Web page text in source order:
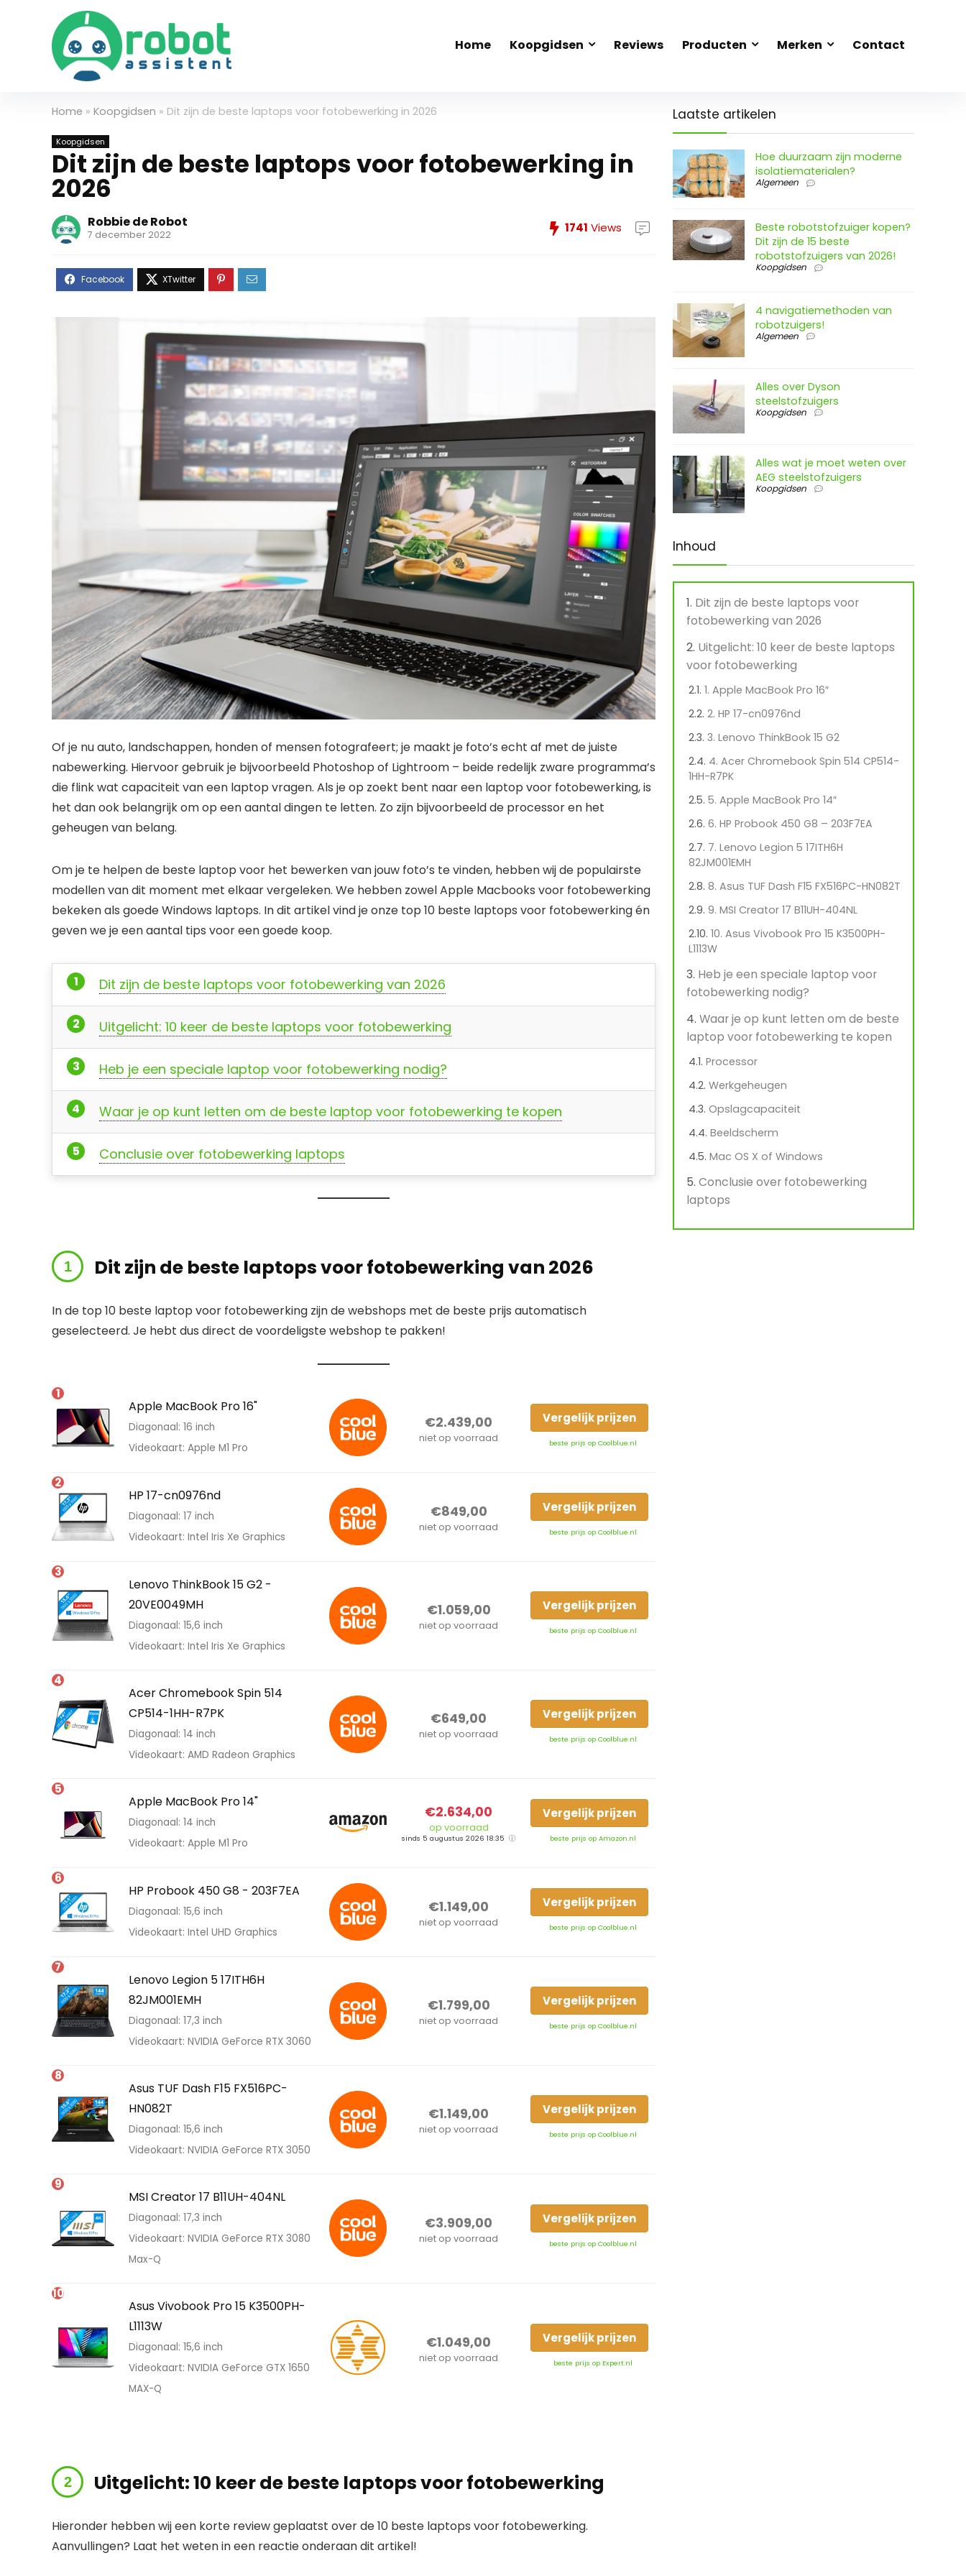
Home Koopgidsen Reviews Producten Merken Contact
Home » Koopgidsen » Dit zijn de beste laptops voor fotobewerking in 2026
Koopgidsen
Dit zijn de beste laptops voor fotobewerking in
2026
Robbie de Robot
7 december 2022 1741 Views
Of je nu auto, landschappen, honden of mensen fotografeert; je maakt je foto’s echt af met de juiste
nabewerking. Hiervoor gebruik je bijvoorbeeld Photoshop of Lightroom – beide redelijk zware programma’s
die flink wat capaciteit van een laptop vragen. Als je op zoekt bent naar een laptop voor fotobewerking, is
het dan ook belangrijk om op een aantal dingen te letten. Zo zijn bijvoorbeeld de processor en het
geheugen van belang.
Om je te helpen de beste laptop voor het bewerken van jouw foto’s te vinden, hebben wij de populairste
modellen van dit moment met elkaar vergeleken. We hebben zowel Apple Macbooks voor fotobewerking
bekeken als goede Windows laptops. In dit artikel vind je onze top 10 beste laptops voor fotobewerking én
geven we je een aantal tips voor een goede koop.
Dit zijn de beste laptops voor fotobewerking van 2026
Uitgelicht: 10 keer de beste laptops voor fotobewerking
Heb je een speciale laptop voor fotobewerking nodig?
Waar je op kunt letten om de beste laptop voor fotobewerking te kopen
Conclusie over fotobewerking laptops
Dit zijn de beste laptops voor fotobewerking van 2026
In de top 10 beste laptop voor fotobewerking zijn de webshops met de beste prijs automatisch
geselecteerd. Je hebt dus direct de voordeligste webshop te pakken!
1
Apple MacBook Pro 16"
Diagonaal: 16 inch
Videokaart: Apple M1 Pro
€2.439,00
niet op voorraad
Vergelijk prijzen
beste prijs op Coolblue.nl
2
HP 17-cn0976nd
Diagonaal: 17 inch
Videokaart: Intel Iris Xe Graphics
€849,00
niet op voorraad
Vergelijk prijzen
beste prijs op Coolblue.nl
3
Lenovo ThinkBook 15 G2 -
20VE0049MH
Diagonaal: 15,6 inch
Videokaart: Intel Iris Xe Graphics
€1.059,00
niet op voorraad
Vergelijk prijzen
beste prijs op Coolblue.nl
4
Acer Chromebook Spin 514
CP514-1HH-R7PK
Diagonaal: 14 inch
Videokaart: AMD Radeon Graphics
€649,00
niet op voorraad
Vergelijk prijzen
beste prijs op Coolblue.nl
5
Apple MacBook Pro 14"
Diagonaal: 14 inch
Videokaart: Apple M1 Pro
€2.634,00
op voorraad
sinds 5 augustus 2026 18:35
Vergelijk prijzen
beste prijs op Amazon.nl
6
HP Probook 450 G8 - 203F7EA
Diagonaal: 15,6 inch
Videokaart: Intel UHD Graphics
€1.149,00
niet op voorraad
Vergelijk prijzen
beste prijs op Coolblue.nl
7
Lenovo Legion 5 17ITH6H
82JM001EMH
Diagonaal: 17,3 inch
Videokaart: NVIDIA GeForce RTX 3060
€1.799,00
niet op voorraad
Vergelijk prijzen
beste prijs op Coolblue.nl
8
Asus TUF Dash F15 FX516PC-
HN082T
Diagonaal: 15,6 inch
Videokaart: NVIDIA GeForce RTX 3050
€1.149,00
niet op voorraad
Vergelijk prijzen
beste prijs op Coolblue.nl
9
MSI Creator 17 B11UH-404NL
Diagonaal: 17,3 inch
Videokaart: NVIDIA GeForce RTX 3080
Max-Q
€3.909,00
niet op voorraad
Vergelijk prijzen
beste prijs op Coolblue.nl
10
Asus Vivobook Pro 15 K3500PH-
L1113W
Diagonaal: 15,6 inch
Videokaart: NVIDIA GeForce GTX 1650
MAX-Q
€1.049,00
niet op voorraad
Vergelijk prijzen
beste prijs op Expert.nl
Uitgelicht: 10 keer de beste laptops voor fotobewerking
Hieronder hebben wij een korte review geplaatst over de 10 beste laptops voor fotobewerking.
Aanvullingen? Laat het weten in een reactie onderaan dit artikel!
Laatste artikelen
Hoe duurzaam zijn moderne
isolatiematerialen?
Algemeen
Beste robotstofzuiger kopen?
Dit zijn de 15 beste
robotstofzuigers van 2026!
Koopgidsen
4 navigatiemethoden van
robotzuigers!
Algemeen
Alles over Dyson
steelstofzuigers
Koopgidsen
Alles wat je moet weten over
AEG steelstofzuigers
Koopgidsen
Inhoud
Dit zijn de beste laptops voor
fotobewerking van 2026
Uitgelicht: 10 keer de beste laptops
voor fotobewerking
1. Apple MacBook Pro 16″
2. HP 17-cn0976nd
3. Lenovo ThinkBook 15 G2
4. Acer Chromebook Spin 514 CP514-
1HH-R7PK
5. Apple MacBook Pro 14″
6. HP Probook 450 G8 – 203F7EA
7. Lenovo Legion 5 17ITH6H
82JM001EMH
8. Asus TUF Dash F15 FX516PC-HN082T
9. MSI Creator 17 B11UH-404NL
10. Asus Vivobook Pro 15 K3500PH-
L1113W
Heb je een speciale laptop voor
fotobewerking nodig?
Waar je op kunt letten om de beste
laptop voor fotobewerking te kopen
Processor
Werkgeheugen
Opslagcapaciteit
Beeldscherm
Mac OS X of Windows
Conclusie over fotobewerking
laptops